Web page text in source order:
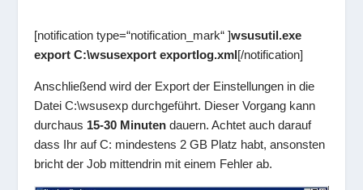
[notification type=“notification_mark“ ]wsusutil.exe
export C:\wsusexport exportlog.xml[/notification]
Anschließend wird der Export der Einstellungen in die
Datei C:\wsusexp durchgeführt. Dieser Vorgang kann
durchaus 15-30 Minuten dauern. Achtet auch darauf
dass Ihr auf C: mindestens 2 GB Platz habt, ansonsten
bricht der Job mittendrin mit einem Fehler ab.